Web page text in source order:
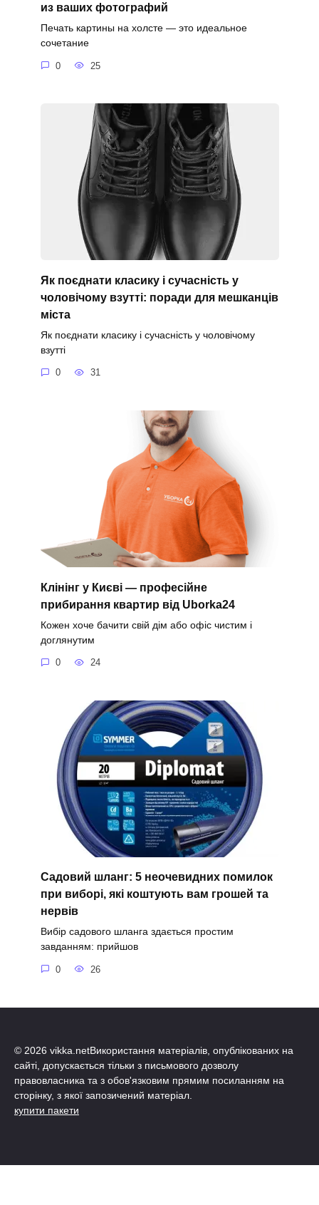
из ваших фотографий
Печать картины на холсте — это идеальное
сочетание
0 25
Як поєднати класику і сучасність у
чоловічому взутті: поради для мешканців
міста
Як поєднати класику і сучасність у чоловічому
взутті
0 31
Клінінг у Києві — професійне
прибирання квартир від Uborka24
Кожен хоче бачити свій дім або офіс чистим і
доглянутим
0 24
Садовий шланг: 5 неочевидних помилок
при виборі, які коштують вам грошей та
нервів
Вибір садового шланга здається простим
завданням: прийшов
0 26
© 2026 vikka.netВикористання матеріалів, опублікованих на
сайті, допускається тільки з письмового дозволу
правовласника та з обов'язковим прямим посиланням на
сторінку, з якої запозичений матеріал.
купити пакети